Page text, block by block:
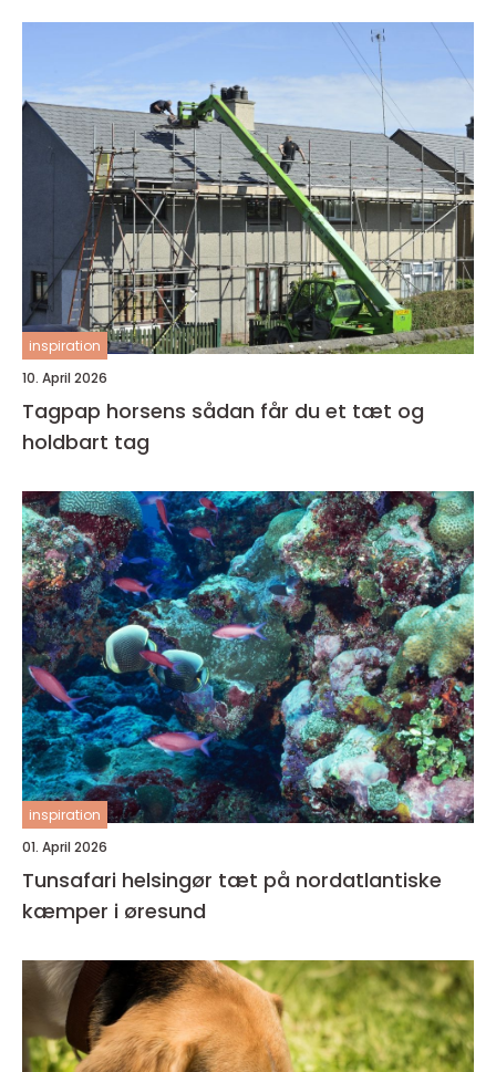
inspiration
10. April 2026
Tagpap horsens sådan får du et tæt og
holdbart tag
inspiration
01. April 2026
Tunsafari helsingør tæt på nordatlantiske
kæmper i øresund